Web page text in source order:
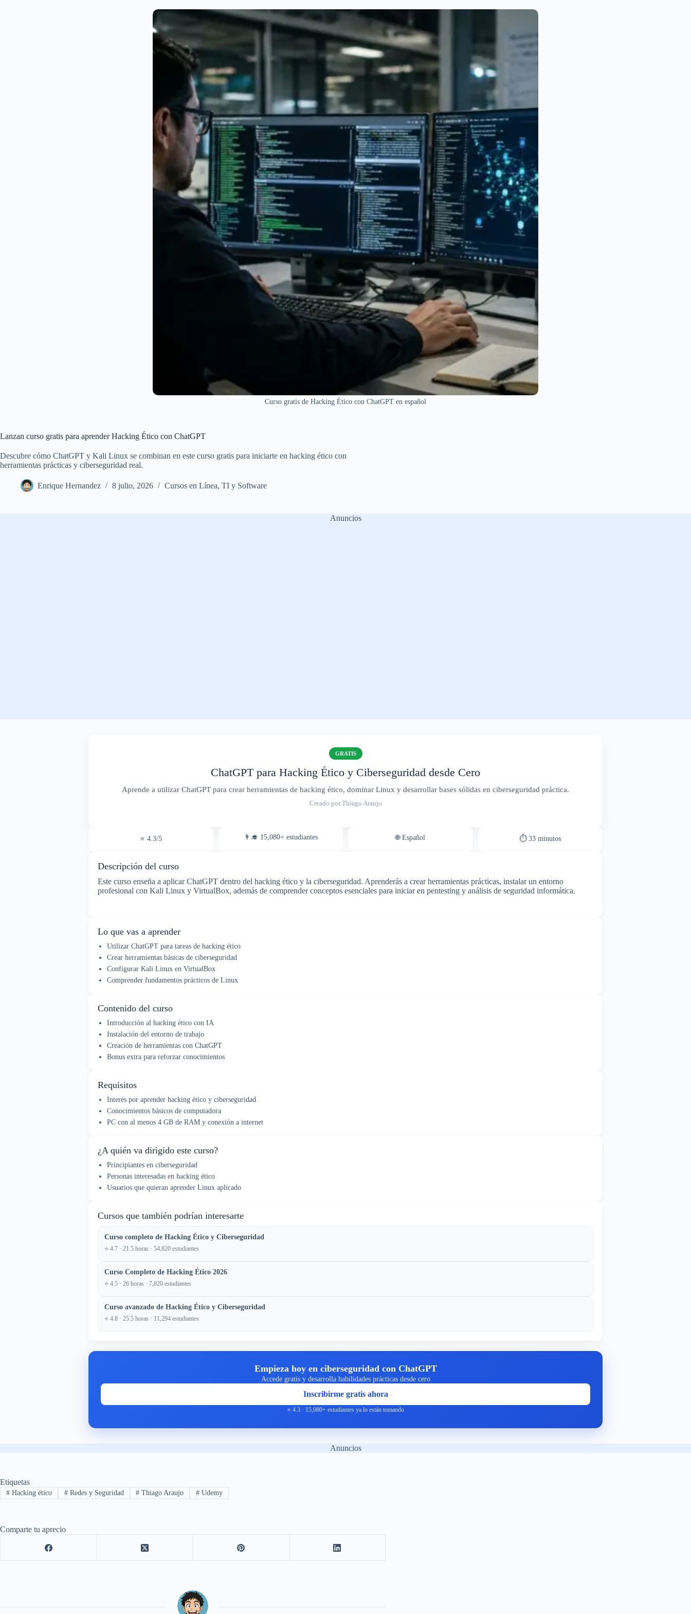
Curso gratis de Hacking Ético con ChatGPT en español
Lanzan curso gratis para aprender Hacking Ético con ChatGPT
Descubre cómo ChatGPT y Kali Linux se combinan en este curso gratis para iniciarte en hacking ético con
herramientas prácticas y ciberseguridad real.
Enrique Hernandez 8 julio, 2026 Cursos en Línea, TI y Software
Anuncios
GRATIS
ChatGPT para Hacking Ético y Ciberseguridad desde Cero
Aprende a utilizar ChatGPT para crear herramientas de hacking ético, dominar Linux y desarrollar bases sólidas en ciberseguridad práctica.
Creado por Thiago Araujo
⭐ 4.3/5 👨‍🎓 15,080+ estudiantes 🌐 Español ⏱ 33 minutos
Descripción del curso
Este curso enseña a aplicar ChatGPT dentro del hacking ético y la ciberseguridad. Aprenderás a crear herramientas prácticas, instalar un entorno
profesional con Kali Linux y VirtualBox, además de comprender conceptos esenciales para iniciar en pentesting y análisis de seguridad informática.
Lo que vas a aprender
Utilizar ChatGPT para tareas de hacking ético
Crear herramientas básicas de ciberseguridad
Configurar Kali Linux en VirtualBox
Comprender fundamentos prácticos de Linux
Contenido del curso
Introducción al hacking ético con IA
Instalación del entorno de trabajo
Creación de herramientas con ChatGPT
Bonus extra para reforzar conocimientos
Requisitos
Interés por aprender hacking ético y ciberseguridad
Conocimientos básicos de computadora
PC con al menos 4 GB de RAM y conexión a internet
¿A quién va dirigido este curso?
Principiantes en ciberseguridad
Personas interesadas en hacking ético
Usuarios que quieran aprender Linux aplicado
Cursos que también podrían interesarte
Curso completo de Hacking Ético y Ciberseguridad
⭐ 4.7 · 21.5 horas · 54,820 estudiantes
Curso Completo de Hacking Ético 2026
⭐ 4.5 · 26 horas · 7,820 estudiantes
Curso avanzado de Hacking Ético y Ciberseguridad
⭐ 4.8 · 25.5 horas · 11,294 estudiantes
Empieza hoy en ciberseguridad con ChatGPT
Accede gratis y desarrolla habilidades prácticas desde cero
Inscribirme gratis ahora
⭐ 4.3 · 15,080+ estudiantes ya lo están tomando
Anuncios
Etiquetas
#Hacking ético #Redes y Seguridad # Thiago Araujo # Udemy
Comparte tu aprecio